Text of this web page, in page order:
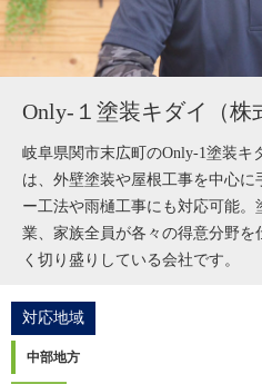
工事店番号
Only-１塗装キダイ（株
岐阜県関市末広町のOnly-1塗装キ
は、外壁塗装や屋根工事を中心
ー工法や雨樋工事にも対応可能
業、家族全員が各々の得意分野を
く切り盛りしている会社です。
対応地域
中部地方